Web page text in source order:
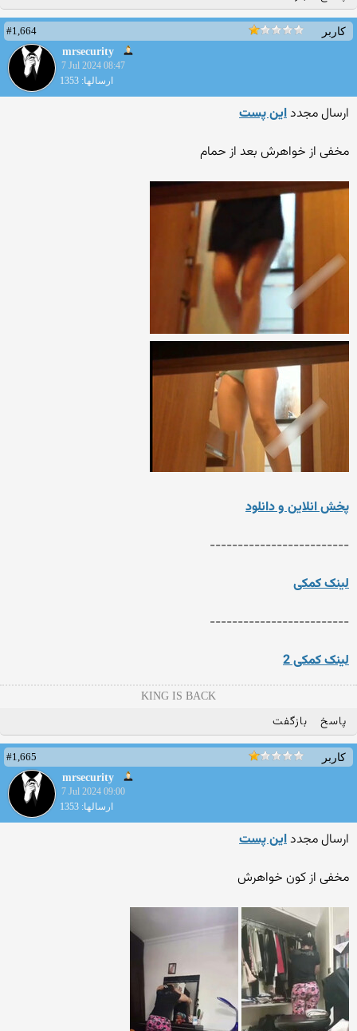
کاربر
#1,664
mrsecurity
7 Jul 2024 08:47
ارسالها: 1353
ارسال مجدداین پست
مخفی از خواهرش بعد از حمام
پخش انلاین و دانلود
-------------------------
لینک کمکی
-------------------------
لینک کمکی 2
KING IS BACK
پاسخ بازگفت
کاربر
#1,665
mrsecurity
7 Jul 2024 09:00
ارسالها: 1353
ارسال مجدداین پست
مخفی از کون خواهرش